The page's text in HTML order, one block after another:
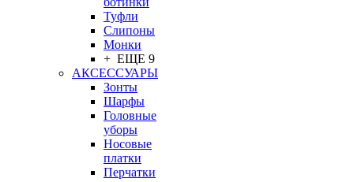
Туфли
Слипоны
Монки
+ ЕЩЕ 9
АКСЕССУАРЫ
Зонты
Шарфы
Головные
уборы
Носовые
платки
Перчатки